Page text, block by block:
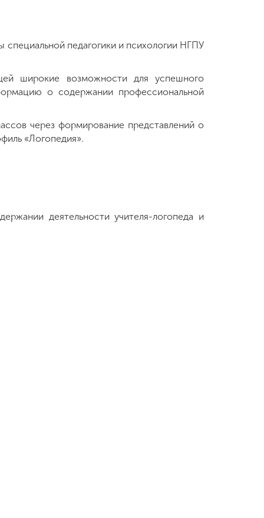
специальной педагогики и психологии НГПУ
широкие возможности для успешного
о содержании профессиональной
через формирование представлений о
«Логопедия».
деятельности учителя-логопеда и